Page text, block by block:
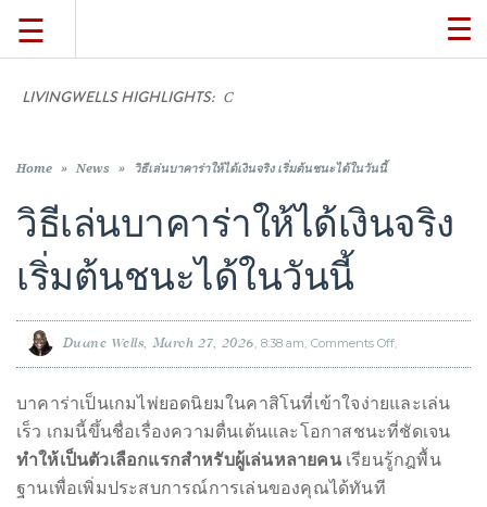
TRAVEL
LIFESTYLE
FOOD
VIDEOS
☰
LIVINGWELLS HIGHLIGHTS: Casino On-Li
Home » News » วิธีเล่นบาคาร่าให้ได้เงินจริง เริ่มต้นชนะได้ในวันนี้
วิธีเล่นบาคาร่าให้ได้เงินจริง
เริ่มต้นชนะได้ในวันนี้
Duane Wells March 27, 2026 8:38 am Comments Offon
เล่น
ร่า
ได้
เงิน
เริ่ม
บาคาร่าเป็นเกมไพ่ยอดนิยมในคาสิโนที่เข้าใจง่ายและเล่น
เร็ว เกมนี้ขึ้นชื่อเรื่องความตื่นเต้นและโอกาสชนะที่ชัดเจน
ทำให้เป็นตัวเลือกแรกสำหรับผู้เล่นหลายคนเรียนรู้กฎพื้น
ฐานเพื่อเพิ่มประสบการณ์การเล่นของคุณได้ทันที